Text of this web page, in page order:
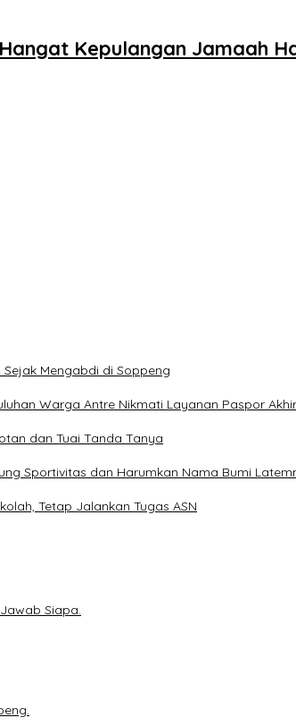
Kepulangan Jamaah
Mengabdi di Soppeng
Warga Antre Nikmati Layanan Paspor
dan Tuai Tanda Tanya
Sportivitas dan Harumkan Nama Bumi
Tetap Jalankan Tugas ASN
Siapa.